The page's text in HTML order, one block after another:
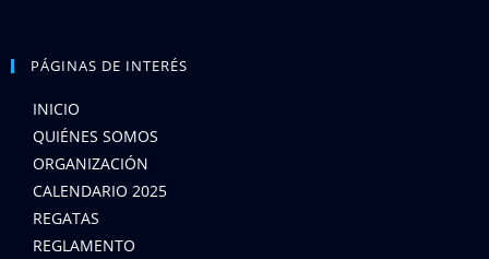
PÁGINAS DE INTERÉS
INICIO
QUIÉNES SOMOS
ORGANIZACIÓN
CALENDARIO 2025
REGATAS
REGLAMENTO